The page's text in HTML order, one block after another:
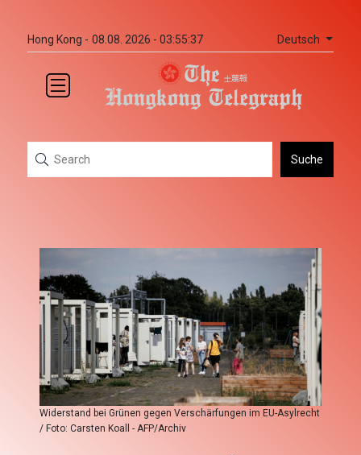
Hong Kong - 08.08. 2026 - 03:55:37 Deutsch
Suche
Widerstand bei Grünen gegen Verschärfungen im EU-Asylrecht
/ Foto: Carsten Koall - AFP/Archiv